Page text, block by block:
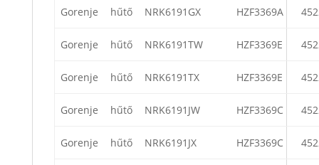
Gorenje hűtő NRK6191GX HZF3369A
Gorenje hűtő NRK6191TW HZF3369E
Gorenje hűtő NRK6191TX HZF3369E
Gorenje hűtő NRK6191JW HZF3369C
Gorenje hűtő NRK6191JX HZF3369C